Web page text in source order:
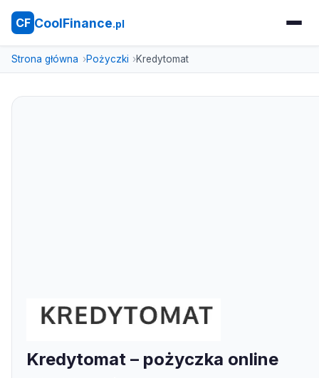
CF CoolFinance.pl
Strona główna Pożyczki Kredytomat
Kredytomat – pożyczka online